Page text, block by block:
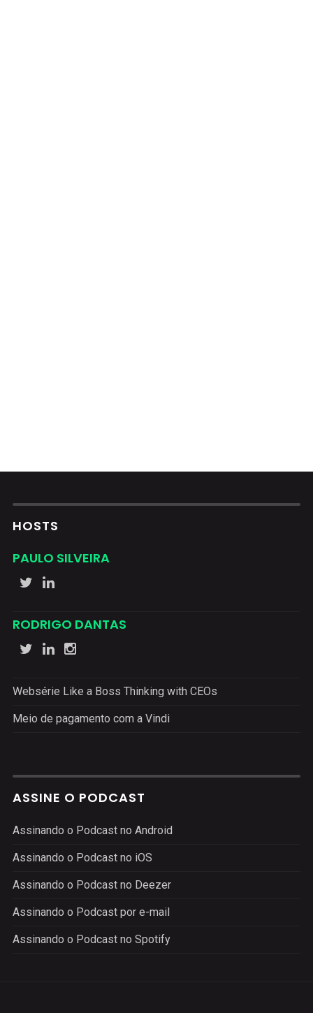
HOSTS
PAULO SILVEIRA
RODRIGO DANTAS
Websérie Like a Boss Thinking with CEOs
Meio de pagamento com a Vindi
ASSINE O PODCAST
Assinando o Podcast no Android
Assinando o Podcast no iOS
Assinando o Podcast no Deezer
Assinando o Podcast por e-mail
Assinando o Podcast no Spotify